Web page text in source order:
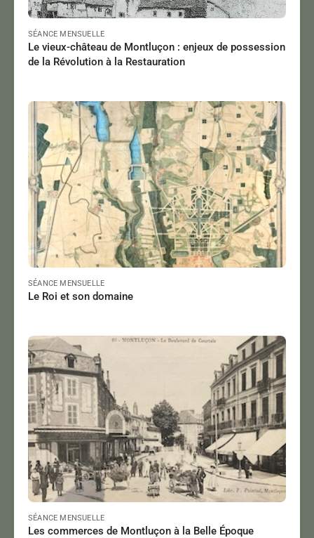
SÉANCE MENSUELLE
Le vieux-château de Montluçon : enjeux de possession
de la Révolution à la Restauration
MISSIOUX Pierre
Le 10/01/2025 à 18:00
Lire
SÉANCE MENSUELLE
Le Roi et son domaine
GOURBET Alain
SÉANCE MENSUELLE
Les commerces de Montluçon à la Belle Époque